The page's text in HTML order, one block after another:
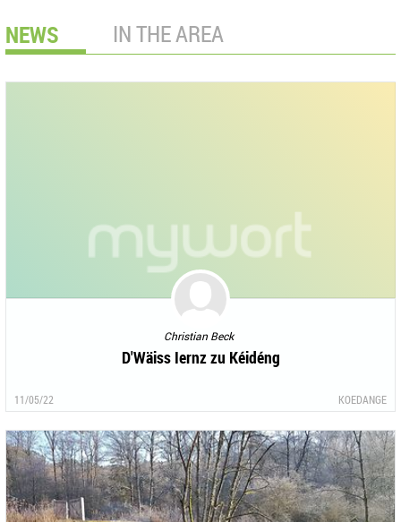
NEWS IN THE AREA
Christian Beck
D'Wäiss Iernz zu Kéidéng
11/05/22 KOEDANGE